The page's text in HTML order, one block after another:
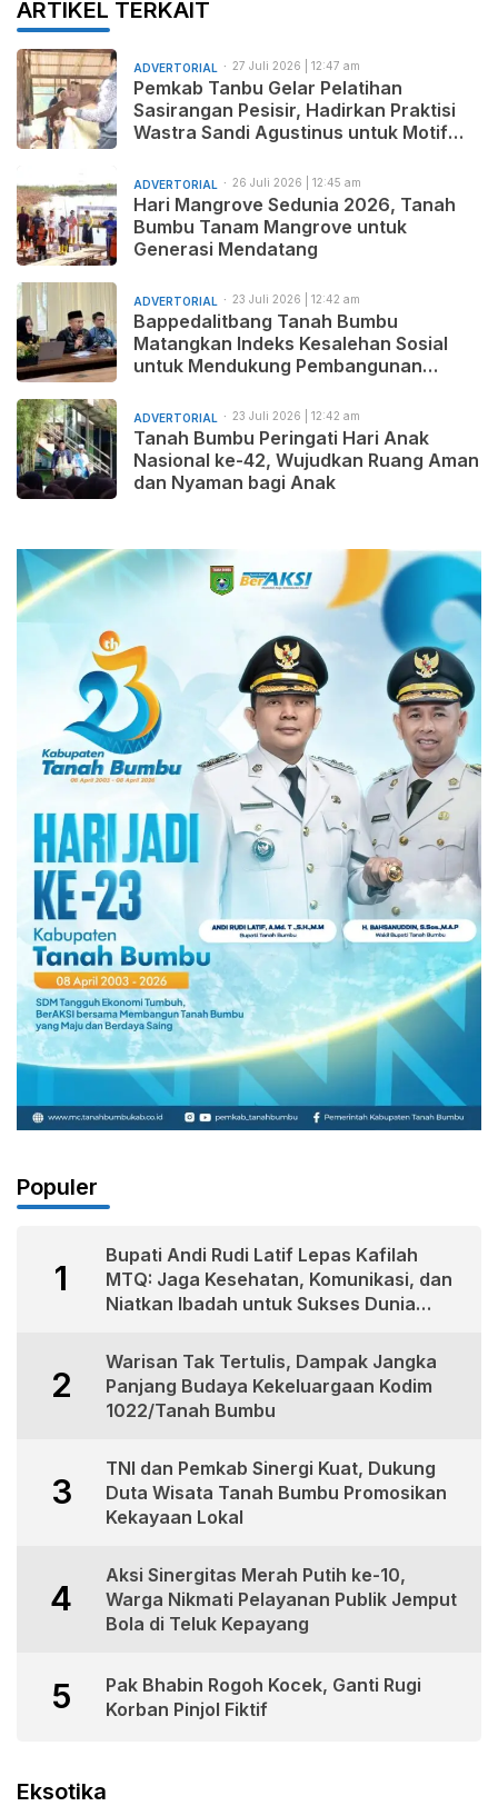
ARTIKEL TERKAIT
ADVERTORIAL 27 Juli 2026 | 12:47 am
Pemkab Tanbu Gelar Pelatihan
Sasirangan Pesisir, Hadirkan Praktisi
Wastra Sandi Agustinus untuk Motif
ADVERTORIAL 26 Juli 2026 | 12:45 am
Hari Mangrove Sedunia 2026, Tanah
Bumbu Tanam Mangrove untuk
Generasi Mendatang
ADVERTORIAL 23 Juli 2026 | 12:42 am
Bappedalitbang Tanah Bumbu
Matangkan Indeks Kesalehan Sosial
untuk Mendukung Pembangunan
Beradab
ADVERTORIAL 23 Juli 2026 | 12:42 am
Tanah Bumbu Peringati Hari Anak
Nasional ke-42, Wujudkan Ruang Aman
dan Nyaman bagi Anak
Populer
1
Bupati Andi Rudi Latif Lepas Kafilah
MTQ: Jaga Kesehatan, Komunikasi, dan
Niatkan Ibadah untuk Sukses Dunia
2
Warisan Tak Tertulis, Dampak Jangka
Panjang Budaya Kekeluargaan Kodim
1022/Tanah Bumbu
3
TNI dan Pemkab Sinergi Kuat, Dukung
Duta Wisata Tanah Bumbu Promosikan
Kekayaan Lokal
4
Aksi Sinergitas Merah Putih ke-10,
Warga Nikmati Pelayanan Publik Jemput
Bola di Teluk Kepayang
5
Pak Bhabin Rogoh Kocek, Ganti Rugi
Korban Pinjol Fiktif
Eksotika